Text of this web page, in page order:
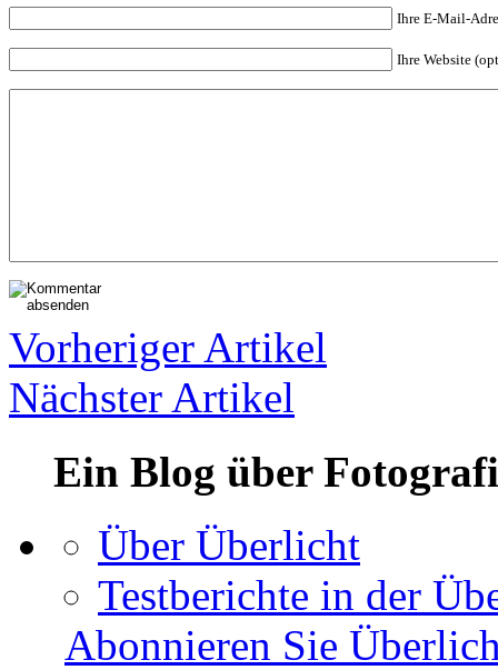
Ihre E-Mail-
Ihre Website
Vorheriger Artikel
Nächster Artikel
Ein Blog über
Über Überlicht
Testberichte in der
Abonnieren Sie